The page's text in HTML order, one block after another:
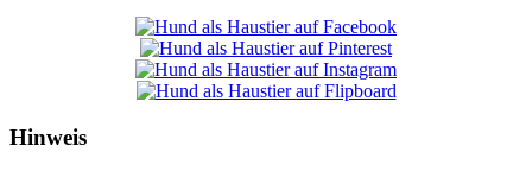
Hinweis